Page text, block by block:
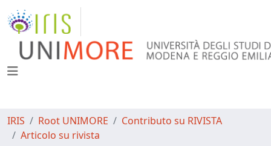
IRIS Root UNIMORE
Contributo su RIVISTA
Articolo su rivista